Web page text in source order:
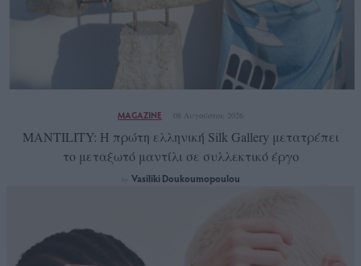
MAGAZINE 08 Αυγούστου 2026
MANTILITY: Η πρώτη ελληνική Silk Gallery μετατρέπει
το μεταξωτό μαντίλι σε συλλεκτικό έργο
Vasiliki Doukoumopoulou